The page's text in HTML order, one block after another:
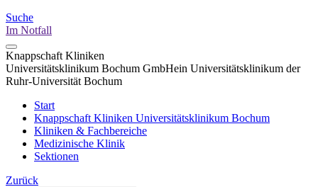
Suche
Im Notfall
Knappschaft Kliniken
Universitätsklinikum Bochum GmbHein Universitätsklinikum der
Ruhr-Universität Bochum
Start
Knappschaft Kliniken Universitätsklinikum Bochum
Kliniken & Fachbereiche
Medizinische Klinik
Sektionen
Zurück